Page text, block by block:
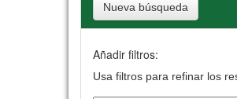
Nueva búsqueda
Añadir filtros:
Usa filtros para refinar los